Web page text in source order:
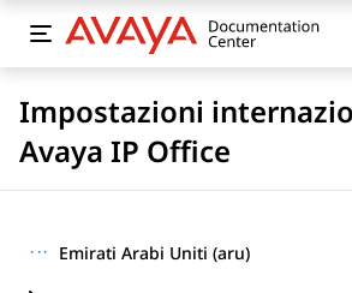
Impostazioni
Avaya IP Office
··· Emirati Arabi Uniti (aru)